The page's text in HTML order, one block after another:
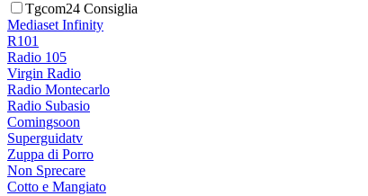
Tgcom24 Consiglia
Mediaset Infinity
R101
Radio 105
Virgin Radio
Radio Montecarlo
Radio Subasio
Comingsoon
Superguidatv
Zuppa di Porro
Non Sprecare
Cotto e Mangiato